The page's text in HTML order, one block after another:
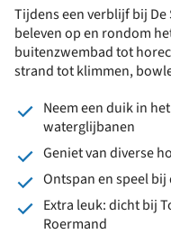
Tijdens een verblijf bij De
beleven op en rondom
buitenzwembad tot
strand tot klimmen,
Neem een duik in
waterglijbanen
Geniet van diverse
Ontspan en speel
Extra leuk: dicht bij
Roermand